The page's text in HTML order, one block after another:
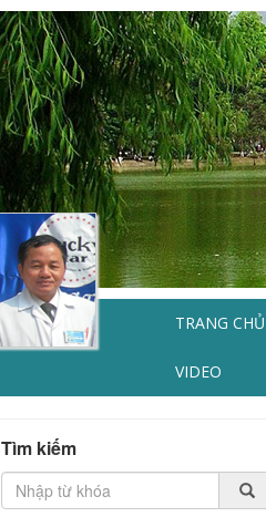
TRANG CHỦ
VIDEO
Tìm kiếm